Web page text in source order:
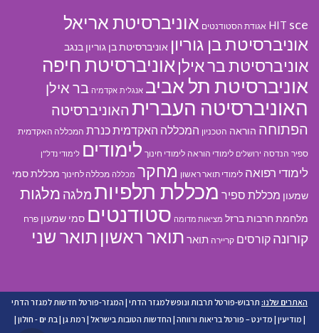
HIT sce אגודת הסטודנטים אוניברסיטת אריאל
אוניברסיטת בן גוריון אוניברסיטת בן גוריון בנגב
אוניברסיטת בר אילן אוניברסיטת חיפה
אוניברסיטת תל אביב אנגלית אקדמיה בר אילן
האוניברסיטה העברית האוניברסיטה
הפתוחה הוראה הטכניון המכללה האקדמית כנרת המכללה האקדמית
ספיר הנדסה ירושלים לימודי הוראה לימודי חינוך לימודים לימודי נדל"ן
לימודי רפואה לימודי תואר ראשון מחקר מכללה מכללה לחינוך מכללת סמי
שמעון מכללת ספיר מכללת תלפיות מלגה מלגות
מלחמת חרבות ברזל מציאות מדומה סטודנטים סמי שמעון פרח
קורונה קורסים קריירה תואר תואר ראשון תואר שני
האתרים שלנו: תרבוש-פורטל תרבות ונופש למגזר הדתי | המגזר-פורטל חדשות למגזר הדתי
| מודיעין | מדינט – פורטל בריאות ורווחה | החדשות הטובות בישראל | רמת גן | בת ים - חולון |